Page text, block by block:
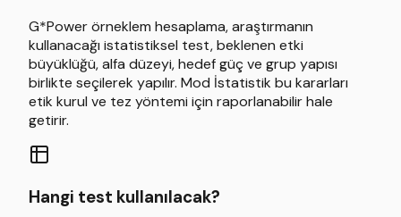
G*Power örneklem hesaplama, araştırmanın
kullanacağı istatistiksel test, beklenen etki
büyüklüğü, alfa düzeyi, hedef güç ve grup yapısı
birlikte seçilerek yapılır. Mod İstatistik bu kararları
etik kurul ve tez yöntemi için raporlanabilir hale
getirir.
Hangi test kullanılacak?